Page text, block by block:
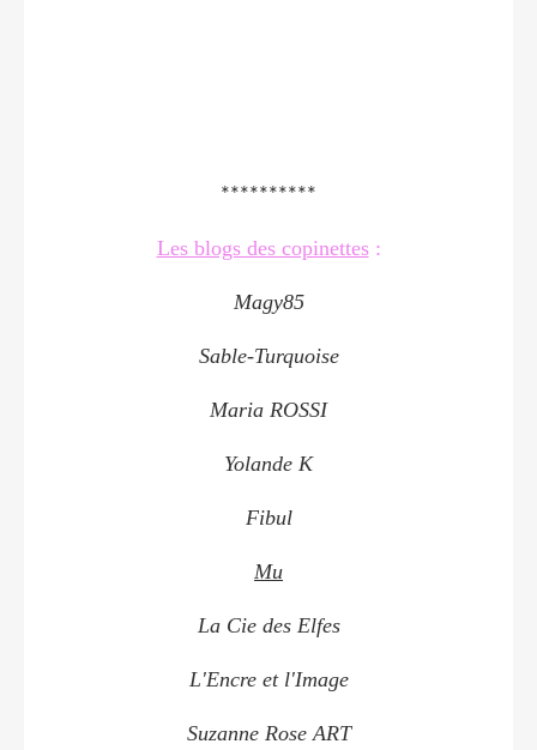
**********
Les blogs des copinettes:
Magy85
Sable-Turquoise
Maria ROSSI
Yolande K
Fibul
Mu
La Cie des Elfes
L'Encre et l'Image
Suzanne Rose ART